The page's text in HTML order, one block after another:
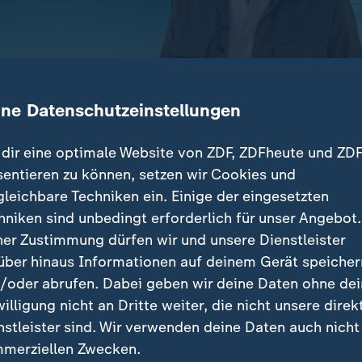
Schweres Erdbeben auch in Thailand – viele
heiße Phase – Parteichefs von Union und
in Thüringen – 100 Tage Brombeerkoalition
auch in Thailand
heiße Phase
Datenschutzeinstellungen
eine optimale Website von ZDF, ZDFheute und
zu können, setzen wir Cookies und
Techniken ein. Einige der eingesetzten
sind unbedingt erforderlich für unser
Zustimmung dürfen wir und unsere Dienstleister
hinaus Informationen auf deinem Gerät
oder abrufen. Dabei geben wir deine Daten ohne
nicht an Dritte weiter, die nicht unsere
sind. Wir verwenden deine Daten auch nicht
Zwecken.